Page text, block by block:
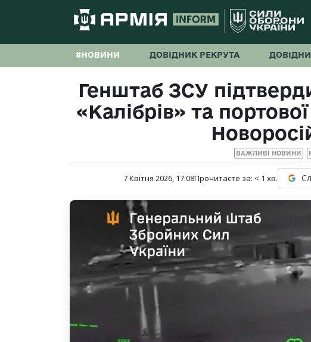
#НОВИНИ ДОВІДНИК РЕКРУТА
Генштаб ЗСУ
«Калібрів» та
ВАЖЛИВІ НОВИНИ
7 Квітня 2026, 17:08Прочитаєте за: < 1 хв.